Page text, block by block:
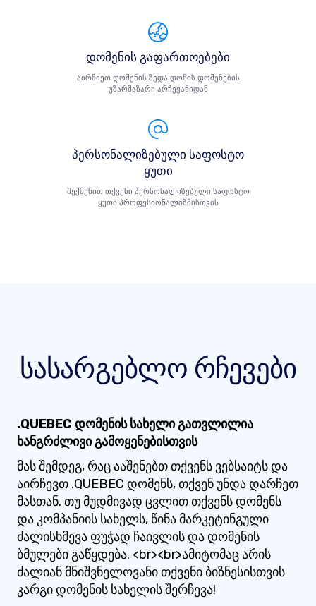
დომენის გაფართოებები
აირჩიეთ დომენის ზედა დონის დომენების
უზარმაზარი არჩევანიდან
პერსონალიზებული საფოსტო
ყუთი
შექმენით თქვენი პერსონალიზებული საფოსტო
ყუთი პროფესიონალიზმისთვის
სასარგებლო რჩევები
.QUEBEC დომენის სახელი გათვლილია
ხანგრძლივი გამოყენებისთვის
მას შემდეგ, რაც ააშენებთ თქვენს ვებსაიტს და
აირჩევთ .QUEBEC დომენს, თქვენ უნდა დარჩეთ
მასთან. თუ მუდმივად ცვლით თქვენს დომენს
და კომპანიის სახელს, წინა მარკეტინგული
ძალისხმევა ფუჭად ჩაივლის და დომენის
ბმულები გაწყდება. <br><br>ამიტომაც არის
ძალიან მნიშვნელოვანი თქვენი ბიზნესისთვის
კარგი დომენის სახელის შერჩევა!